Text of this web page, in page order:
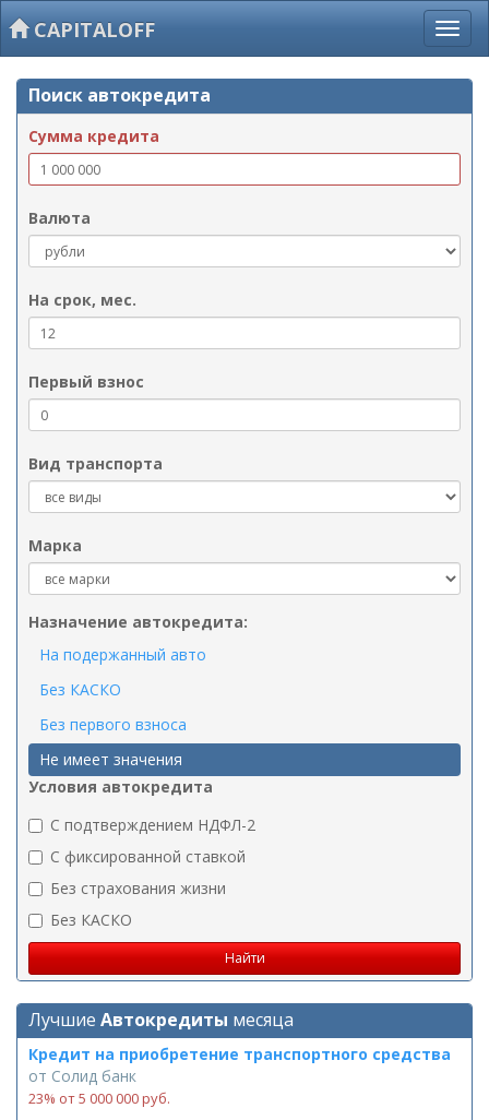
CAPITALOFF
Поиск автокредита
Сумма кредита
Валюта
На срок, мес.
Первый взнос
Вид транспорта
Марка
Назначение автокредита:
На подержанный авто
Без КАСКО
Без первого взноса
Не имеет значения
Условия автокредита
C подтверждением НДФЛ-2
C фиксированной ставкой
Без страхования жизни
Без КАСКО
Лучшие Автокредиты месяца
Кредит на приобретение транспортного средства
от Солид банк
23% от 5 000 000 руб.